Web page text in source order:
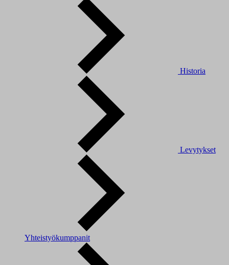
Historia
Levytykset
Yhteistyökumppanit